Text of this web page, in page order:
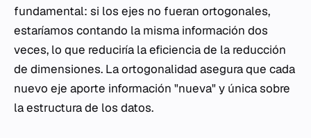
fundamental: si los ejes no fueran ortogonales,
estaríamos contando la misma información dos
veces, lo que reduciría la eficiencia de la reducción
de dimensiones. La ortogonalidad asegura que cada
nuevo eje aporte información "nueva" y única sobre
la estructura de los datos.